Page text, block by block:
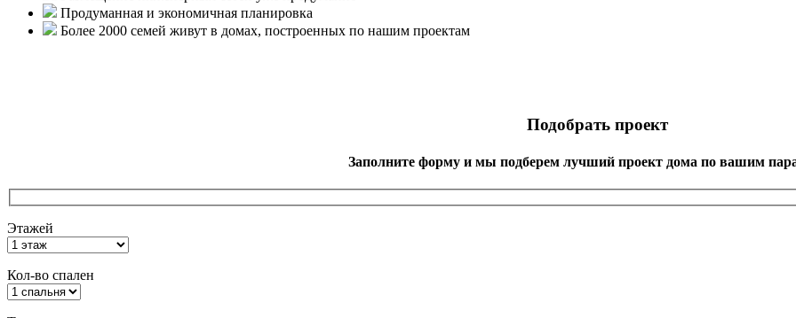
Продуманная и экономичная планировка
Более 2000 семей живут в домах, построенных по нашим проектам
Подобрать проект
Заполните форму и мы подберем лучший проект дома по вашим
Этажей
Кол-во спален